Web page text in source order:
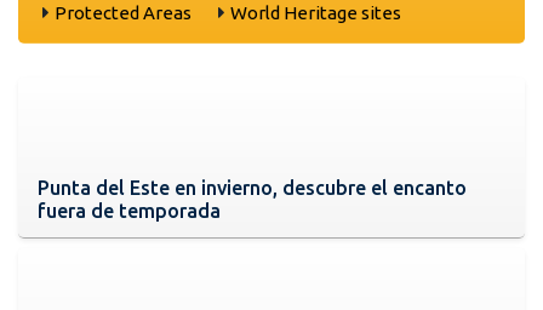
Protected Areas
World Heritage sites
Punta del Este en invierno, descubre el encanto
fuera de temporada